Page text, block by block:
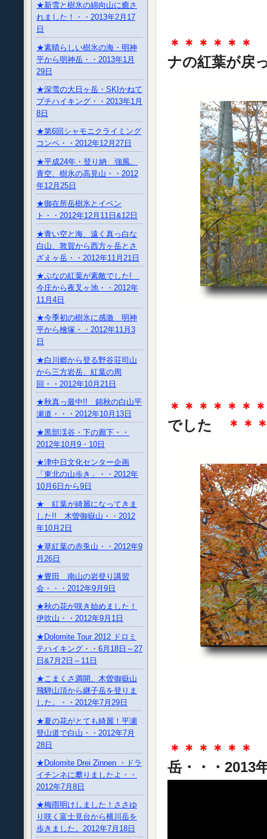
★新雪と樹氷の綿向山に癒さ
れました！・・2013年2月17
日
★素晴らしい樹氷の海・明神
平から明神岳・・2013年1月
29日
★深雪の大日ヶ岳・SKIかねて
プチハイキング・・2013年1月
8日
★第6回シャモニクライミング
コンペ・・2012年12月27日
★平成24年・登り納 強風、
青空、樹氷の高見山・・2012
年12月25日
★御在所岳樹氷とイベン
ト・・2012年12月11日&12日
★青い空と海、遠く真っ白な
白山、敦賀から西方ヶ岳とさ
ざえヶ岳・・2012年11月21日
★ぶなの紅葉が素敵でした!
今庄から夜叉ヶ池・・2012年
11月4日
★今季初の樹氷に感激 明神
平から檜塚・・2012年11月3
日
★白川郷から登る野谷荘司山
から三方岩岳、紅葉の周
回・・2012年10月21日
★秋真っ最中!! 錦秋の白山平
瀬道・・・2012年10月13日
★黒部渓谷・下の廊下・・
2012年10月9・10日
★津中日文化センター企画
「東北の山歩き」・・2012年
10月6日から9日
★ 紅葉が綺麗になってきま
した!! 木曽御嶽山・・2012
年10月2日
★草紅葉の赤兎山・・2012年9
月26日
★豊田 南山の岩登り講習
会・・・2012年9月9日
★秋の花が咲き始めました！
伊吹山・・2012年9月1日
★Dolomite Tour 2012 ドロミ
テハイキング・・6月18日～27
日&7月2日～11日
★こまくさ満開、木曽御嶽山
飛騨山頂から継子岳を登りま
した。・・2012年7月29日
★夏の花がとても綺麗！平瀬
登山道で白山・・2012年7月
28日
★Dolomite Drei Zinnen ・ドラ
イチンネに攀りましたよ・・
2012年7月8日
★梅雨明けしました！ささゆ
り咲く富士見台から横川岳を
歩きました。2012年7月18日
＊＊＊＊＊＊
ナの紅葉が
＊＊＊＊＊＊
でした
＊＊
＊＊＊＊＊＊
岳・・・